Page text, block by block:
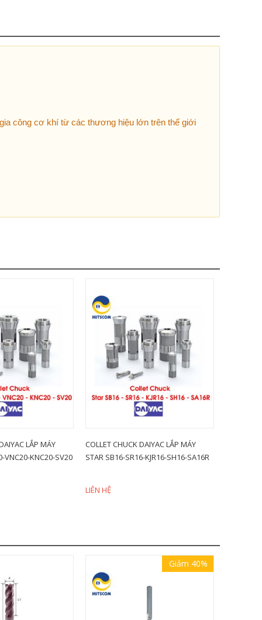
công cơ khí từ các thương hiệu lớn trên thế giới
LẮP MÁY
VNC20-KNC20-SV20
COLLET CHUCK DAIYAC LẮP MÁY
STAR SB16-SR16-KJR16-SH16-SA16R
LIÊN HỆ
Giảm 40%